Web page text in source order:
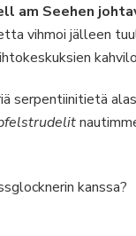
am Seehen
vihmoi jälleen
serpentiinitietä
kanssa?